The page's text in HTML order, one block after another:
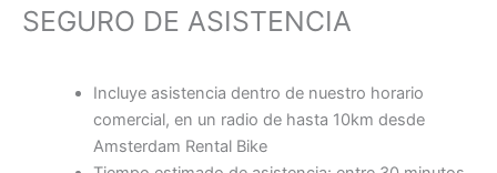
SEGURO DE ASISTENCIA
Incluye asistencia dentro de nuestro horario
comercial, en un radio de hasta 10km desde
Amsterdam Rental Bike